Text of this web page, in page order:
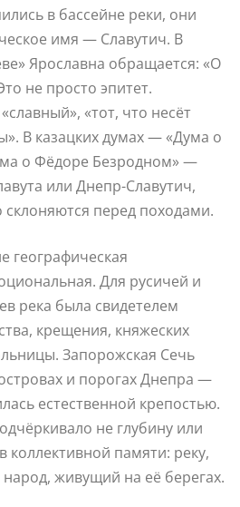
в бассейне реки, они
имя — Славутич. В
Ярославна обращается: «О
не просто эпитет.
«тот, что несёт
В казацких думах — «Дума о
о Фёдоре Безродном» —
или Днепр-Славутич,
перед походами.
географическая
Для русичей и
река была свидетелем
крещения, княжеских
Запорожская Сечь
и порогах Днепра —
естественной крепостью.
не глубину или
коллективной памяти: реку,
народ, живущий на её берегах.